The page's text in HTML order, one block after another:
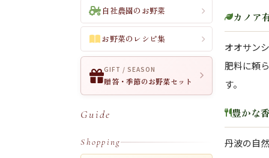
自社農園のお野菜
お野菜のレシピ集
GIFT / SEASON
贈答・季節のお野菜セット
Guide
Shopping
カノア
オオサン
肥料に頼
す。
豊かな
丹波の自